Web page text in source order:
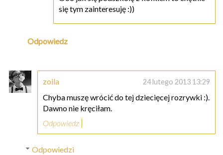
się tym zainteresuję :))
Odpowiedz
zoila 24 lutego 2013 13:29
Chyba muszę wrócić do tej dziecięcej rozrywki :).
Dawno nie kręciłam.
Odpowiedz
Odpowiedzi